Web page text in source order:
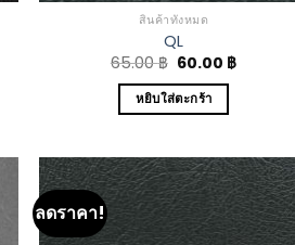
สินค้าทั้งหมด
QL
65.00฿ 60.00 ฿
หยิบใส่ตะกร้า
ลดราคา!